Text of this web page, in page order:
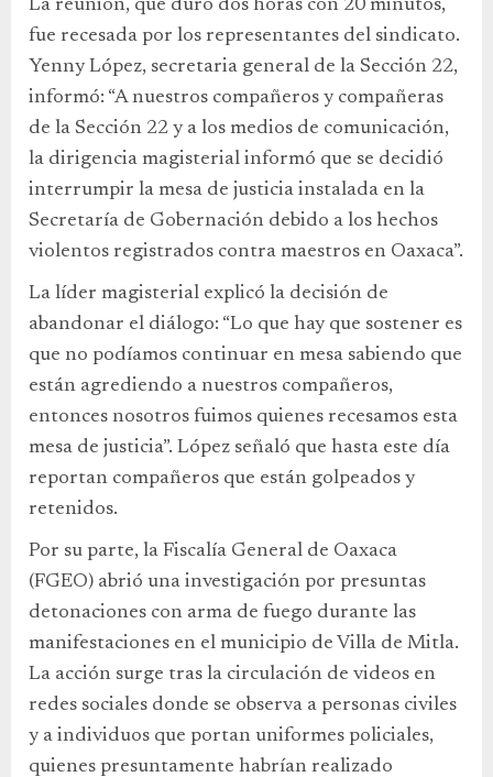
La reunión, que duró dos horas con 20 minutos,
fue recesada por los representantes del sindicato.
Yenny López, secretaria general de la Sección 22,
informó: “A nuestros compañeros y compañeras
de la Sección 22 y a los medios de comunicación,
la dirigencia magisterial informó que se decidió
interrumpir la mesa de justicia instalada en la
Secretaría de Gobernación debido a los hechos
violentos registrados contra maestros en Oaxaca”.
La líder magisterial explicó la decisión de
abandonar el diálogo: “Lo que hay que sostener es
que no podíamos continuar en mesa sabiendo que
están agrediendo a nuestros compañeros,
entonces nosotros fuimos quienes recesamos esta
mesa de justicia”. López señaló que hasta este día
reportan compañeros que están golpeados y
retenidos.
Por su parte, la Fiscalía General de Oaxaca
(FGEO) abrió una investigación por presuntas
detonaciones con arma de fuego durante las
manifestaciones en el municipio de Villa de Mitla.
La acción surge tras la circulación de videos en
redes sociales donde se observa a personas civiles
y a individuos que portan uniformes policiales,
quienes presuntamente habrían realizado